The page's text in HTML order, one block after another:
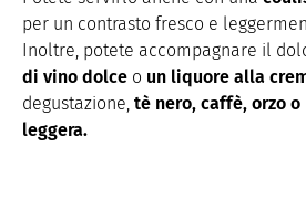
per un contrasto fresco e
Inoltre, potete accompagnare il
di vino dolce o un liquore alla
degustazione, tè nero, caffè, orzo
leggera.